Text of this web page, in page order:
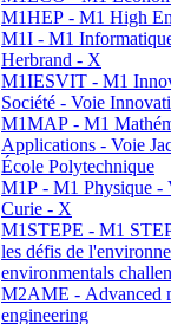
M1HEP - M1 High
M1I - M1
Herbrand - X
M1IESVIT - M1
Société - Voie
M1MAP - M1
Applications - Voie
École Polytechnique
M1P - M1 Physique -
Curie - X
M1STEPE - M1
les défis de
environmentals
M2AME - Advanced
engineering